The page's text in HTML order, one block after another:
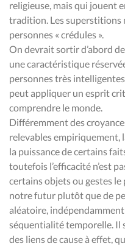
religieuse, mais qui jouent
tradition. Les superstitions
personnes « crédules ».
On devrait sortir d’abord
une caractéristique
personnes très
peut appliquer un esprit
comprendre le monde.
Différemment des
relevables empiriquement,
la puissance de certains
toutefois l’efficacité n’est
certains objets ou gestes le
notre futur plutôt que de
aléatoire,
séquentialité temporelle. Il
des liens de cause à effet,